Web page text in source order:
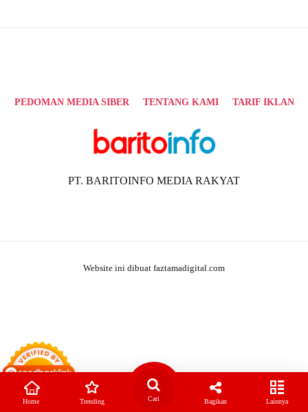
PEDOMAN MEDIA SIBER TENTANG KAMI TARIF IKLAN
PT. BARITOINFO MEDIA RAKYAT
Website ini dibuat faztamadigital.com
Home Trending Cari Bagikan Lainnya